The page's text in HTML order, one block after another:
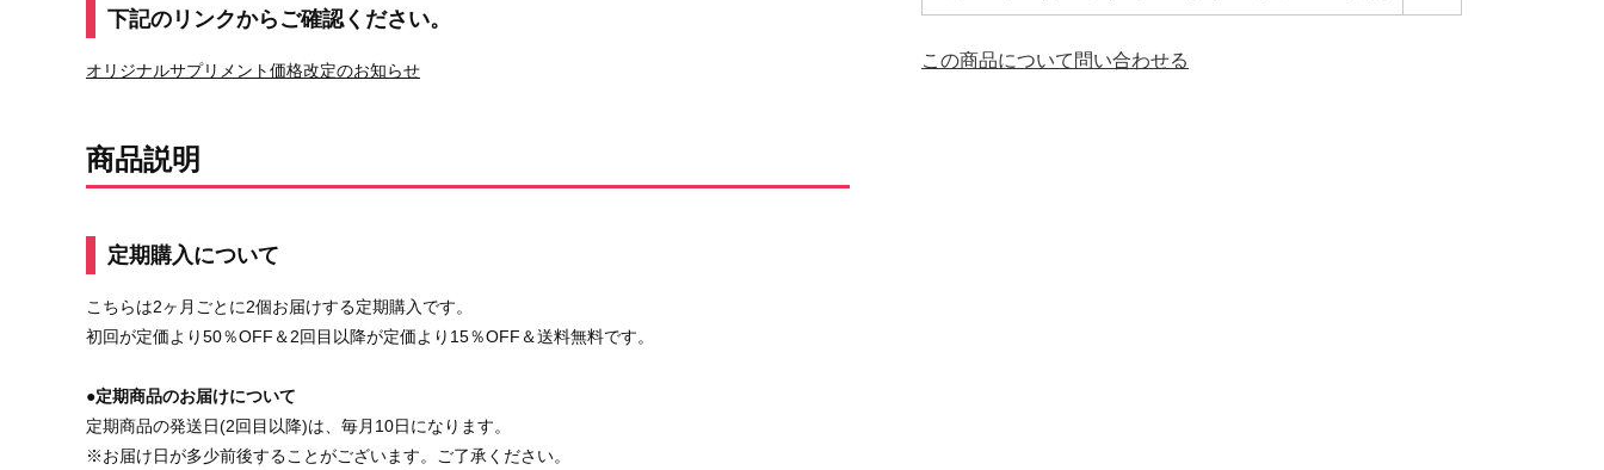
下記のリンクからご確認ください。
オリジナルサプリメント価格改定のお知らせ
商品説明
定期購入について
こちらは2ヶ月ごとに2個お届けする定期購入です。
初回が定価より50％OFF＆2回目以降が定価より15％OFF＆送料無料です。
●定期商品のお届けについて
定期商品の発送日(2回目以降)は、毎月10日になります。
※お届け日が多少前後することがございます。ご了承ください。
この商品について問い合わせる